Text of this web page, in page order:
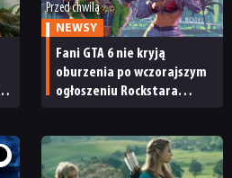
Przed chwilą
NEWSY
Fani GTA 6 nie kryją
oburzenia po wczorajszym
ogłoszeniu Rockstara